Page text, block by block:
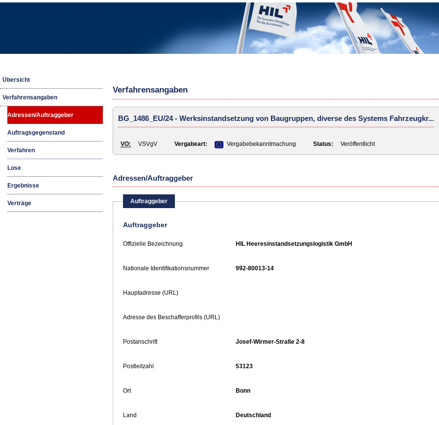
Übersicht
Verfahrensangaben
Adressen/Auftraggeber
Auftragsgegenstand
Verfahren
Lose
Ergebnisse
Verträge
Verfahrensangaben
BG_1486_EU/24 - Werksinstandsetzung von Baugruppen, diverse des Systems Fahrzeugkr...
VO: VSVgV Vergabeart: Vergabebekanntmachung Status: Veröffentlicht
Adressen/Auftraggeber
Auftraggeber
Auftraggeber
Offizielle Bezeichnung HIL Heeresinstandsetzungslogistik GmbH
Nationale Identifikationsnummer 992-80013-14
Hauptadresse (URL)
Adresse des Beschafferprofils (URL)
Postanschrift Josef-Wirmer-Straße 2-8
Postleitzahl 53123
Ort Bonn
Land Deutschland